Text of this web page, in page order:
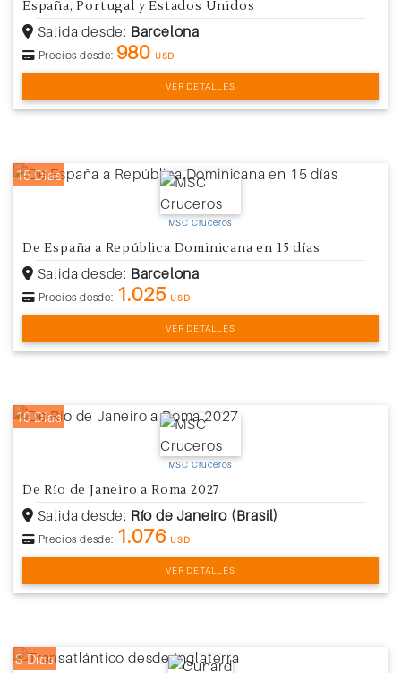
España, Portugal y Estados Unidos
Salida desde: Barcelona
Precios desde: 980 USD
VER DETALLES
15 Días
MSC Cruceros
De España a República Dominicana en 15 días
Salida desde: Barcelona
Precios desde: 1.025 USD
VER DETALLES
19 Días
MSC Cruceros
De Río de Janeiro a Roma 2027
Salida desde: Río de Janeiro (Brasil)
Precios desde: 1.076 USD
VER DETALLES
8 Días